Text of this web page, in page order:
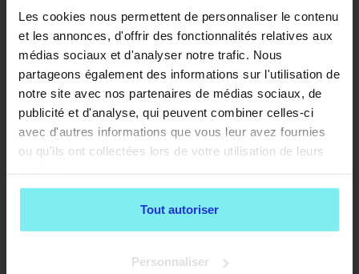
Les cookies nous permettent de personnaliser le contenu
et les annonces, d'offrir des fonctionnalités relatives aux
médias sociaux et d'analyser notre trafic. Nous
partageons également des informations sur l'utilisation de
notre site avec nos partenaires de médias sociaux, de
publicité et d'analyse, qui peuvent combiner celles-ci
avec d'autres informations que vous leur avez fournies
ou qu'ils ont collectées lors de votre utilisation de leurs
Tout autoriser
Personnaliser